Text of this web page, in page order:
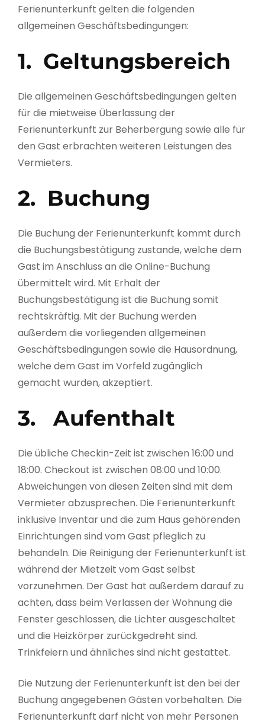
Ferienunterkunft gelten die folgenden
allgemeinen Geschäftsbedingungen:
1. Geltungsbereich
Die allgemeinen Geschäftsbedingungen gelten
für die mietweise Überlassung der
Ferienunterkunft zur Beherbergung sowie alle für
den Gast erbrachten weiteren Leistungen des
Vermieters.
2. Buchung
Die Buchung der Ferienunterkunft kommt durch
die Buchungsbestätigung zustande, welche dem
Gast im Anschluss an die Online-Buchung
übermittelt wird. Mit Erhalt der
Buchungsbestätigung ist die Buchung somit
rechtskräftig. Mit der Buchung werden
außerdem die vorliegenden allgemeinen
Geschäftsbedingungen sowie die Hausordnung,
welche dem Gast im Vorfeld zugänglich
gemacht wurden, akzeptiert.
3. Aufenthalt
Die übliche Checkin-Zeit ist zwischen 16:00 und
18:00. Checkout ist zwischen 08:00 und 10:00.
Abweichungen von diesen Zeiten sind mit dem
Vermieter abzusprechen. Die Ferienunterkunft
inklusive Inventar und die zum Haus gehörenden
Einrichtungen sind vom Gast pfleglich zu
behandeln. Die Reinigung der Ferienunterkunft ist
während der Mietzeit vom Gast selbst
vorzunehmen. Der Gast hat außerdem darauf zu
achten, dass beim Verlassen der Wohnung die
Fenster geschlossen, die Lichter ausgeschaltet
und die Heizkörper zurückgedreht sind.
Trinkfeiern und ähnliches sind nicht gestattet.
Die Nutzung der Ferienunterkunft ist den bei der
Buchung angegebenen Gästen vorbehalten. Die
Ferienunterkunft darf nicht von mehr Personen